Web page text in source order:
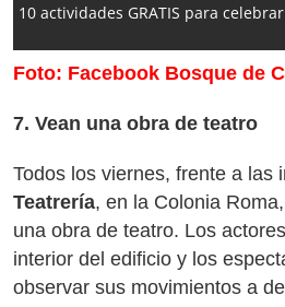
10 actividades GRATIS para
Foto: Facebook Bosque de
7. Vean una obra de teatro
Todos los viernes, frente a las
Teatrería, en la Colonia
una obra de teatro. Los
interior del edificio y los
observar sus movimientos a